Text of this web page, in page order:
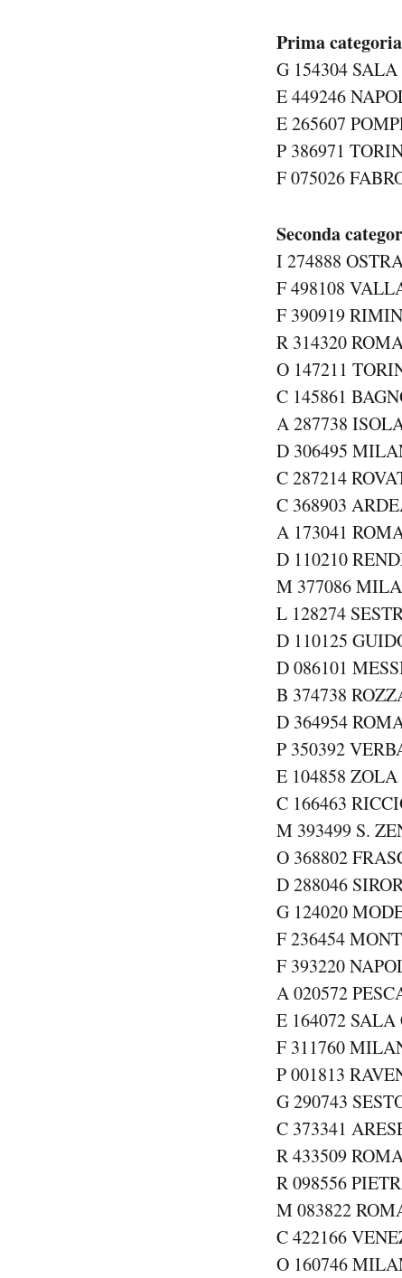
Prima categoria
G 154304
E 449246
E 265607
P 386971
F 075026
Seconda
I 274888
F 498108
F 390919
R 314320
O 147211
C 145861
A 287738
D 306495
C 287214
C 368903
A 173041
D 110210
M 377086
L 128274
D 110125
D 086101
B 374738
D 364954
P 350392
E 104858
C 166463
M 393499 S.
O 368802
D 288046
G 124020
F 236454
F 393220
A 020572
E 164072
F 311760
P 001813
G 290743
C 373341
R 433509
R 098556
M 083822
C 422166
O 160746